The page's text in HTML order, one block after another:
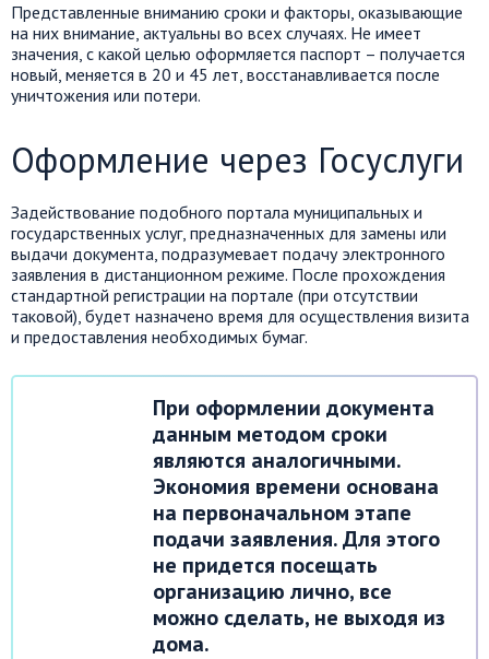
Представленные вниманию сроки и факторы, оказывающие
на них внимание, актуальны во всех случаях. Не имеет
значения, с какой целью оформляется паспорт – получается
новый, меняется в 20 и 45 лет, восстанавливается после
уничтожения или потери.
Оформление через Госуслуги
Задействование подобного портала муниципальных и
государственных услуг, предназначенных для замены или
выдачи документа, подразумевает подачу электронного
заявления в дистанционном режиме. После прохождения
стандартной регистрации на портале (при отсутствии
таковой), будет назначено время для осуществления визита
и предоставления необходимых бумаг.
При оформлении документа
данным методом сроки
являются аналогичными.
Экономия времени основана
на первоначальном этапе
подачи заявления. Для этого
не придется посещать
организацию лично, все
можно сделать, не выходя из
дома.